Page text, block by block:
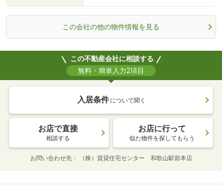
この会社の他の物件情報を見る
この不動産会社に相談する
無料・簡単入力2項目
入居条件 について聞く
お店で直接
相談する
お店に行って
似た物件を探してもらう
お問い合わせ先 （株）賃貸住宅センター 和歌山駅前本店